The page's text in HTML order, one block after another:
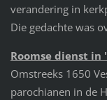
verandering in
Die gedachte was
Roomse dienst in
Omstreeks 1650
parochianen in de